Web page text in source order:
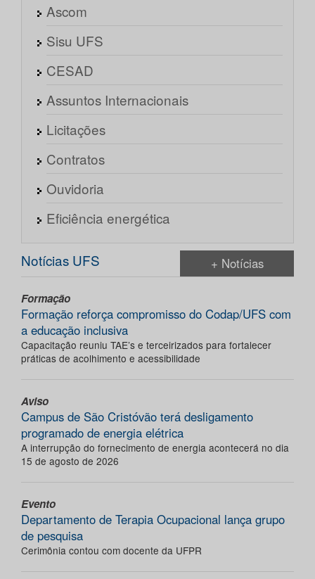
Ascom
Sisu UFS
CESAD
Assuntos Internacionais
Licitações
Contratos
Ouvidoria
Eficiência energética
Notícias UFS + Notícias
Formação
Formação reforça compromisso do Codap/UFS com
a educação inclusiva
Capacitação reuniu TAE’s e terceirizados para fortalecer
práticas de acolhimento e acessibilidade
Aviso
Campus de São Cristóvão terá desligamento
programado de energia elétrica
A interrupção do fornecimento de energia acontecerá no dia
15 de agosto de 2026
Evento
Departamento de Terapia Ocupacional lança grupo
de pesquisa
Cerimônia contou com docente da UFPR